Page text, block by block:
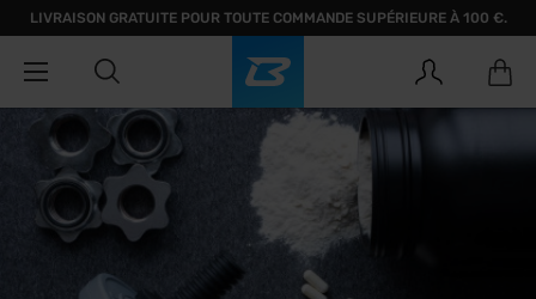
LIVRAISON GRATUITE POUR TOUTE COMMANDE SUPÉRIEURE À 100 €.